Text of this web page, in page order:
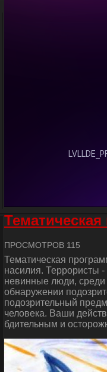
ПРОСМОТРОВ 115
Тематическая
насилия. Террористы
невинные люди, среди
обнаружении
подозрительный
человека. Ваши
бдительным и